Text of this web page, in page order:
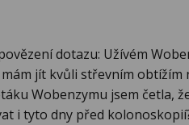
dotazu: Užívém
mám jít kvůli střevním
Wobenzymu jsem četla,
i tyto dny před